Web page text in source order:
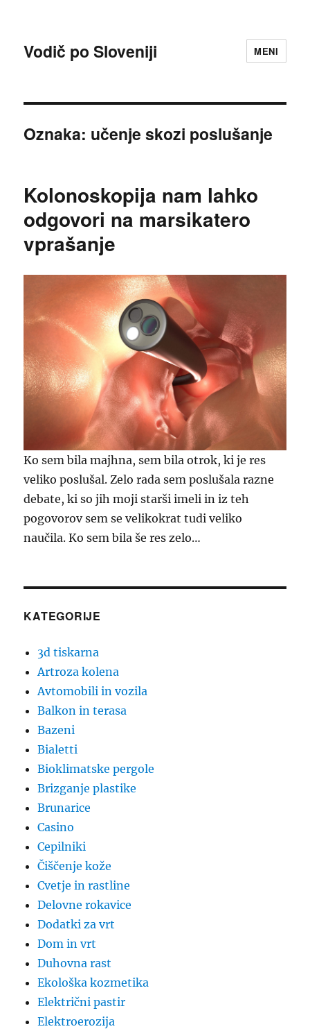
Vodič po Sloveniji MENI
Oznaka: učenje skozi poslušanje
Kolonoskopija nam lahko
odgovori na marsikatero
vprašanje
Ko sem bila majhna, sem bila otrok, ki je res
veliko poslušal. Zelo rada sem poslušala razne
debate, ki so jih moji starši imeli in iz teh
pogovorov sem se velikokrat tudi veliko
naučila. Ko sem bila še res zelo…
KATEGORIJE
3d tiskarna
Artroza kolena
Avtomobili in vozila
Balkon in terasa
Bazeni
Bialetti
Bioklimatske pergole
Brizganje plastike
Brunarice
Casino
Cepilniki
Čiščenje kože
Cvetje in rastline
Delovne rokavice
Dodatki za vrt
Dom in vrt
Duhovna rast
Ekološka kozmetika
Električni pastir
Elektroerozija